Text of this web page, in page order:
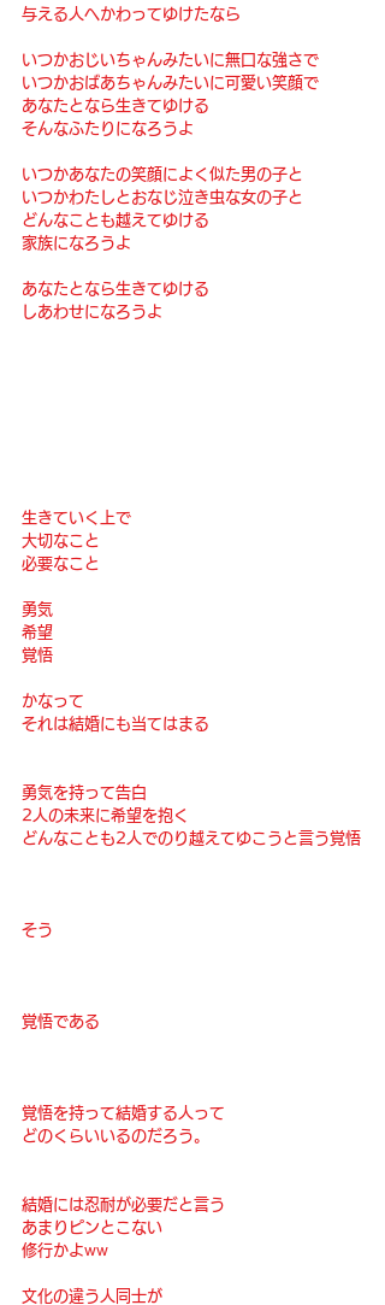
与える人へかわってゆけたなら
いつかおじいちゃんみたいに無口な強さで
いつかおばあちゃんみたいに可愛い笑顔で
あなたとなら生きてゆける
そんなふたりになろうよ
いつかあなたの笑顔によく似た男の子と
いつかわたしとおなじ泣き虫な女の子と
どんなことも越えてゆける
家族になろうよ
あなたとなら生きてゆける
しあわせになろうよ
生きていく上で
大切なこと
必要なこと
勇気
希望
覚悟
かなって
それは結婚にも当てはまる
勇気を持って告白
2人の未来に希望を抱く
どんなことも2人でのり越えてゆこうと言う覚悟
そう
覚悟である
覚悟を持って結婚する人って
どのくらいいるのだろう。
結婚には忍耐が必要だと言う
あまりピンとこない
修行かよww
文化の違う人同士が